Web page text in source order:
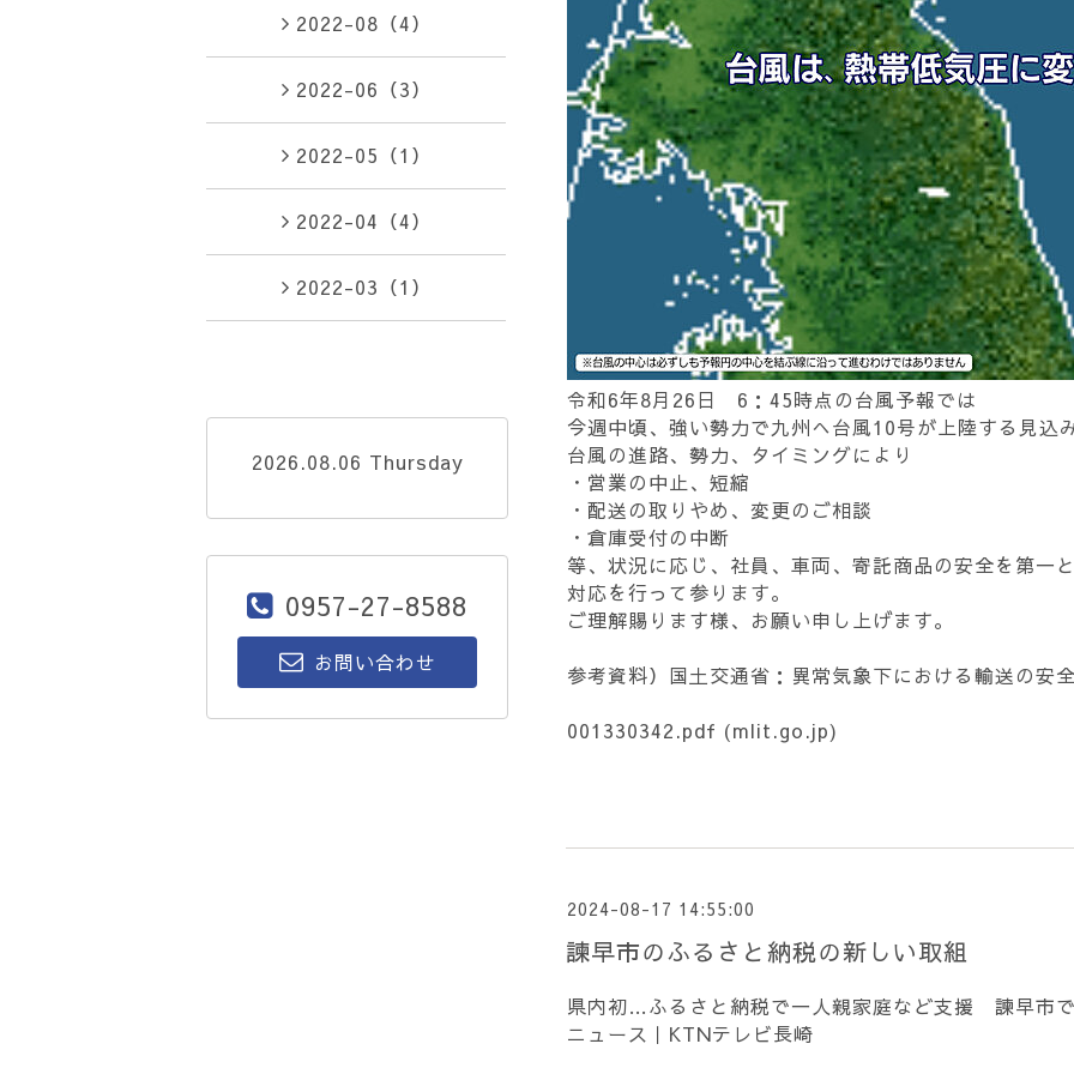
令和6年8月26日 6：45時点の台風予報では
今週中頃、強い勢力で九州へ台風10号が上陸する見込
台風の進路、勢力、タイミングにより
・営業の中止、短縮
・配送の取りやめ、変更のご相談
・倉庫受付の中断
等、状況に応じ、社員、車両、寄託商品の安全を第一
対応を行って参ります。
ご理解賜ります様、お願い申し上げます。
参考資料）国土交通省：異常気象下における輸送の安
001330342.pdf (mlit.go.jp)
2024-08-17 14:55:00
諫早市のふるさと納税の新しい取組
県内初…ふるさと納税で一人親家庭など支援 諫早市
ニュース｜KTNテレビ長崎
2022-08（4）
2022-06（3）
2022-05（1）
2022-04（4）
2022-03（1）
2026.08.06 Thursday
0957-27-8588
お問い合わせ